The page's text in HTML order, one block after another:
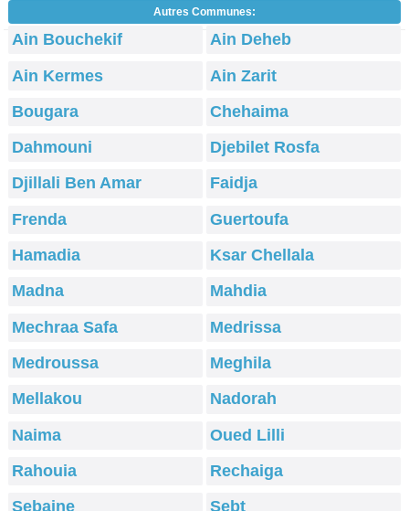
Autres Communes:
Ain Bouchekif
Ain Deheb
Ain Kermes
Ain Zarit
Bougara
Chehaima
Dahmouni
Djebilet Rosfa
Djillali Ben Amar
Faidja
Frenda
Guertoufa
Hamadia
Ksar Chellala
Madna
Mahdia
Mechraa Safa
Medrissa
Medroussa
Meghila
Mellakou
Nadorah
Naima
Oued Lilli
Rahouia
Rechaiga
Sebaine
Sebt